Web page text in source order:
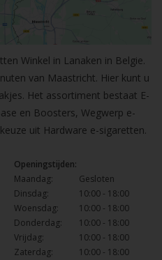
Winkel in Lanaken in Belgie.
van Maastricht. Hier kunt u
Het assortiment bestaat E-
en Boosters, Wegwerp e-
uit Hardware e-sigaretten.
Openingstijden:
Maandag:
Gesloten
Dinsdag:
10:00 - 18:00
Woensdag:
10:00 - 18:00
Donderdag:
10:00 - 18:00
Vrijdag:
10:00 - 18:00
Zaterdag:
10:00 - 18:00